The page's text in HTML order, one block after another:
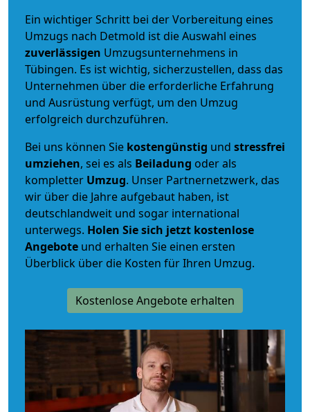
Ein wichtiger Schritt bei der Vorbereitung eines
Umzugs nach Detmold ist die Auswahl eines
zuverlässigen Umzugsunternehmens in
Tübingen. Es ist wichtig, sicherzustellen, dass das
Unternehmen über die erforderliche Erfahrung
und Ausrüstung verfügt, um den Umzug
erfolgreich durchzuführen.
Bei uns können Sie kostengünstig und stressfrei
umziehen, sei es als Beiladung oder als
kompletter Umzug. Unser Partnernetzwerk, das
wir über die Jahre aufgebaut haben, ist
deutschlandweit und sogar international
unterwegs. Holen Sie sich jetzt kostenlose
Angebote und erhalten Sie einen ersten
Überblick über die Kosten für Ihren Umzug.
Kostenlose Angebote erhalten